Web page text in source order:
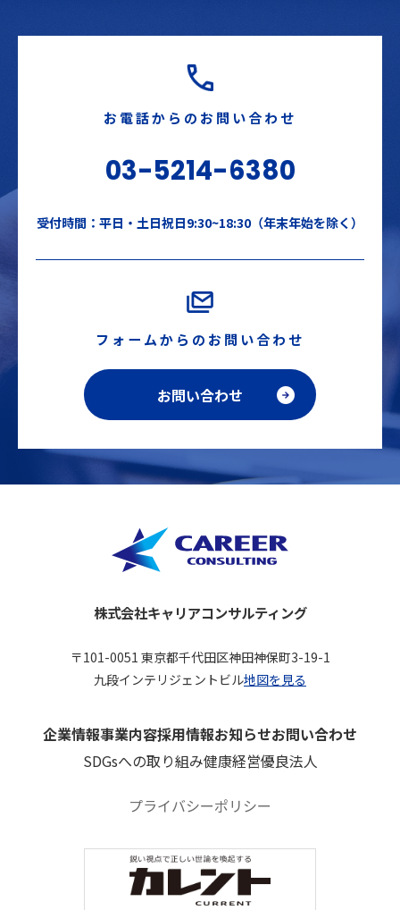
お電話からのお問い合わせ
03-5214-6380
受付時間：平日・土日祝日9:30~18:30（年末年始を除く）
フォームからのお問い合わせ
お問い合わせ
株式会社キャリアコンサルティング
〒101-0051 東京都千代田区神田神保町3-19-1
九段インテリジェントビル地図を見る
企業情報事業内容採用情報お知らせお問い合わせ
SDGsへの取り組み健康経営優良法人
プライバシーポリシー